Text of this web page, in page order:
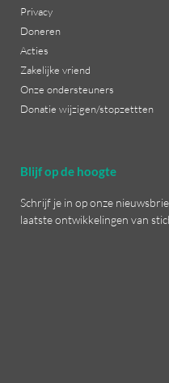
Privacy
Doneren
Acties
Zakelijke vriend
Onze ondersteuners
Donatie wijzigen/stopzettten
Blijf op de hoogte
Schrijf je in op onze
laatste ontwikkelingen van